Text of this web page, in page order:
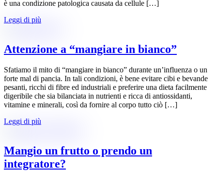
è una condizione patologica causata da cellule […]
Leggi di più
Attenzione a “mangiare in bianco”
Sfatiamo il mito di “mangiare in bianco” durante un’influenza o un
forte mal di pancia. In tali condizioni, è bene evitare cibi e bevande
pesanti, ricchi di fibre ed industriali e preferire una dieta facilmente
digeribile che sia bilanciata in nutrienti e ricca di antiossidanti,
vitamine e minerali, così da fornire al corpo tutto ciò […]
Leggi di più
Mangio un frutto o prendo un
integratore?